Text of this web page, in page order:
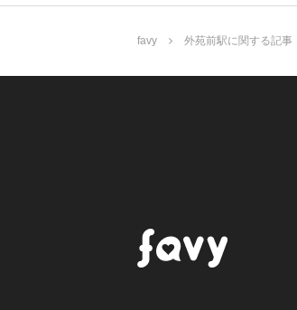
favy 外苑前駅に関する記事